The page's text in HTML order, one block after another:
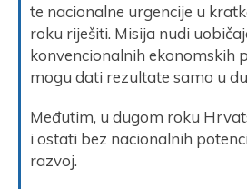
te nacionalne urgencije u
roku riješiti. Misija nudi
konvencionalnih ekonomskih
mogu dati rezultate samo u
Međutim, u dugom roku
i ostati bez nacionalnih
razvoj.